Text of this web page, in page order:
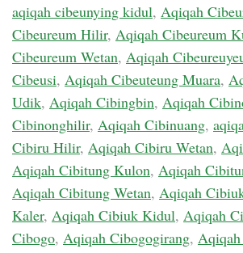
aqiqah cibeunying kidul, Aqiqah
Cibeureum Hilir, Aqiqah Cibeureum
Cibeureum Wetan, Aqiqah
Cibeusi, Aqiqah Cibeuteung Muara,
Udik, Aqiqah Cibingbin, Aqiqah
Cibinonghilir, Aqiqah Cibinuang,
Cibiru Hilir, Aqiqah Cibiru Wetan,
Aqiqah Cibitung Kulon, Aqiqah
Aqiqah Cibitung Wetan, Aqiqah
Kaler, Aqiqah Cibiuk Kidul, Aqiqah
Cibogo, Aqiqah Cibogogirang,